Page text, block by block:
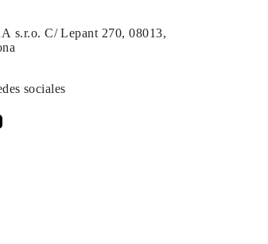
s.r.o. C/ Lepant 270, 08013,
sociales